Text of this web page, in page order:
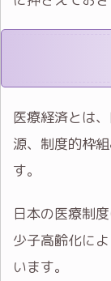
医療経済とは
源、制度的枠
す。
日本の医療制
少子高齢化に
います。